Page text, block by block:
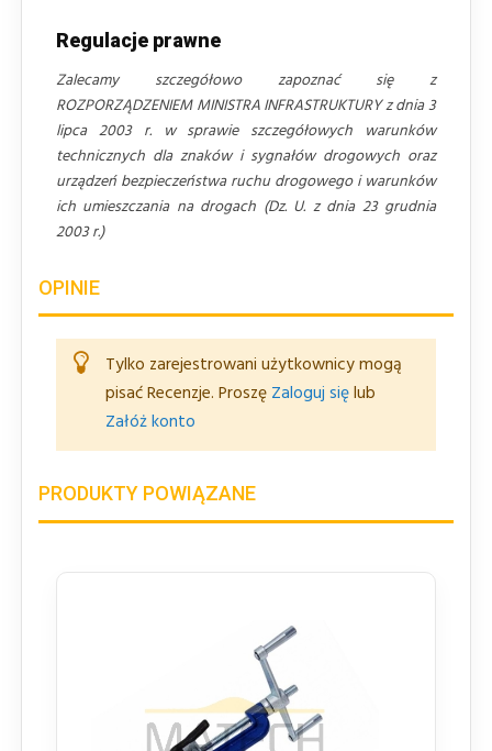
Regulacje prawne
Zalecamy szczegółowo zapoznać się z
ROZPORZĄDZENIEM MINISTRA INFRASTRUKTURY z dnia 3
lipca 2003 r. w sprawie szczegółowych warunków
technicznych dla znaków i sygnałów drogowych oraz
urządzeń bezpieczeństwa ruchu drogowego i warunków
ich umieszczania na drogach (Dz. U. z dnia 23 grudnia
2003 r.)
OPINIE
Tylko zarejestrowani użytkownicy mogą
pisać Recenzje. Proszę Zaloguj sięlub
Załóż konto
PRODUKTY POWIĄZANE